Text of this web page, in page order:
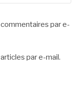
par e-
par e-mail.